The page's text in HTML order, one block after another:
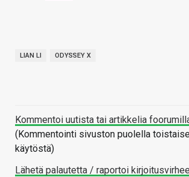
LIAN LI ODYSSEY X
Kommentoi uutista tai artikkelia
(Kommentointi sivuston puolella
käytöstä)
Lähetä palautetta / raportoi